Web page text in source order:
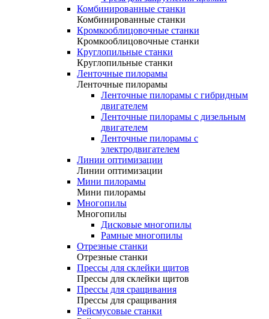
Комбинированные станки
Комбинированные станки
Кромкооблицовочные станки
Кромкооблицовочные станки
Круглопильные станки
Круглопильные станки
Ленточные пилорамы
Ленточные пилорамы
Ленточные пилорамы с гибридным
двигателем
Ленточные пилорамы с дизельным
двигателем
Ленточные пилорамы с
электродвигателем
Линии оптимизации
Линии оптимизации
Мини пилорамы
Мини пилорамы
Многопилы
Многопилы
Дисковые многопилы
Рамные многопилы
Отрезные станки
Отрезные станки
Прессы для склейки щитов
Прессы для склейки щитов
Прессы для сращивания
Прессы для сращивания
Рейсмусовые станки